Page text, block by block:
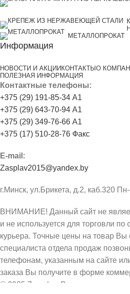
МЕТАЛЛОПРОКАТ
Информация
НОВОСТИ И АКЦИИ КОНТАКТЫ О
ПОЛЕЗНАЯ ИНФОРМАЦИЯ
Контактные телефоны:
+375 (29) 191-85-34 А1
+375 (29) 643-70-94 А1
+375 (29) 349-76-66 А1
+375 (17) 510-28-76 Факс
E-mail:
Zasplav2015@yandex.by
г.Минск, ул.Брикета, д.2, каб.320
ВНИМАНИЕ! Данный сайт не
и не используется для торговли
курьера. Точные цены на товар Вы
специалиста отдела продаж
телефонам, указанным на сайте
заказа Вы получите в форме
© 2025 Za-splav. Все права